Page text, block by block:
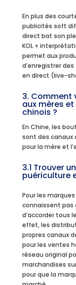
En plus des
publicités soft
direct bat son
KOL +
permet aux
d’enregistrer
en direct (live-
3. Comment
aux mères
chinois ?
En Chine, les
sont des canaux
pour la mère et
3.1 Trouver
puériculture
Pour les
connaissent pas
d’accorder tous
effet, les
propres canaux
pour les ventes
réseau original
marchandises
pour que la